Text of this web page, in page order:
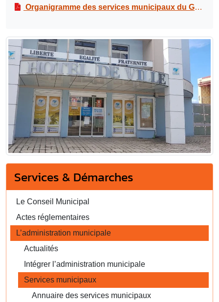
Organigramme des services municipaux du Gosier – MàJ. mai 2025
Services & Démarches
Le Conseil Municipal
Actes réglementaires
L’administration municipale
Actualités
Intégrer l’administration municipale
Services municipaux
Annuaire des services municipaux